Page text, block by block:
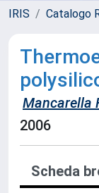
IRIS Catalogo
Mancarella
2006
Scheda